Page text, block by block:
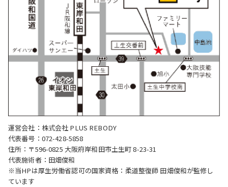
運営会社：株式会社 PLUS REBODY
代表番号：072-428-5858
住所：〒596-0825 大阪府岸和田市土生町 8-23-31
代表施術者：田畑俊和
※当HPは厚生労働省認可の国家資格：柔道整復師 田畑俊和が監修し
ています